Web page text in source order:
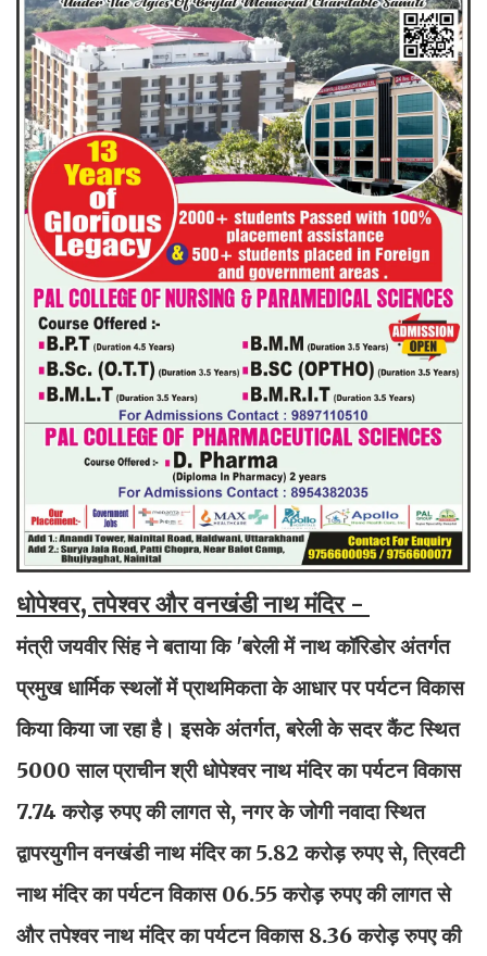
धोपेश्वर, तपेश्वर और वनखंडी नाथ मंदिर -
मंत्री जयवीर सिंह ने बताया कि 'बरेली में नाथ कॉरिडोर अंतर्गत
प्रमुख धार्मिक स्थलों में प्राथमिकता के आधार पर पर्यटन विकास
किया किया जा रहा है। इसके अंतर्गत, बरेली के सदर कैंट स्थित
5000 साल प्राचीन श्री धोपेश्वर नाथ मंदिर का पर्यटन विकास
7.74 करोड़ रुपए की लागत से, नगर के जोगी नवादा स्थित
द्वापरयुगीन वनखंडी नाथ मंदिर का 5.82 करोड़ रुपए से, त्रिवटी
नाथ मंदिर का पर्यटन विकास 06.55 करोड़ रुपए की लागत से
और तपेश्वर नाथ मंदिर का पर्यटन विकास 8.36 करोड़ रुपए की